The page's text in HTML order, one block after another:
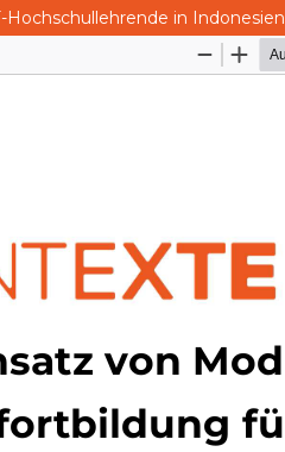
in Indonesien